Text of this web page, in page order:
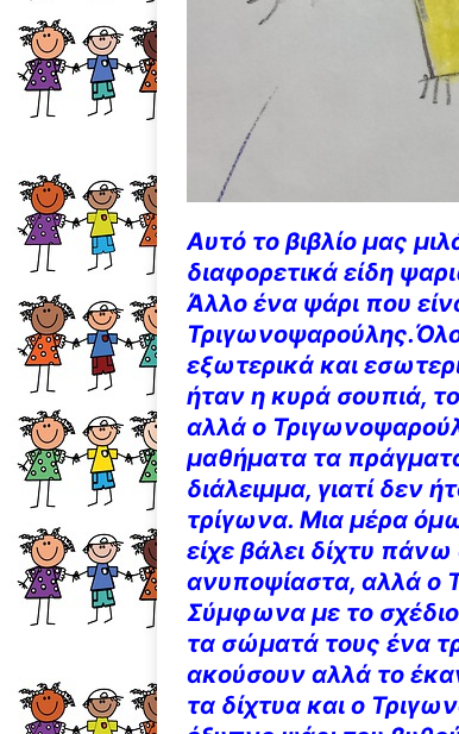
Αυτό το βιβλίο μας
διαφορετικά είδη
Άλλο ένα ψάρι που
εξωτερικά και
ήταν η κυρά σουπιά,
αλλά ο
μαθήματα τα
διάλειμμα, γιατί δεν
τρίγωνα. Μια μέρα
είχε βάλει δίχτυ
ανυποψίαστα, αλλά ο
Σύμφωνα με το
τα σώματά τους ένα
ακούσουν αλλά το
τα δίχτυα και ο